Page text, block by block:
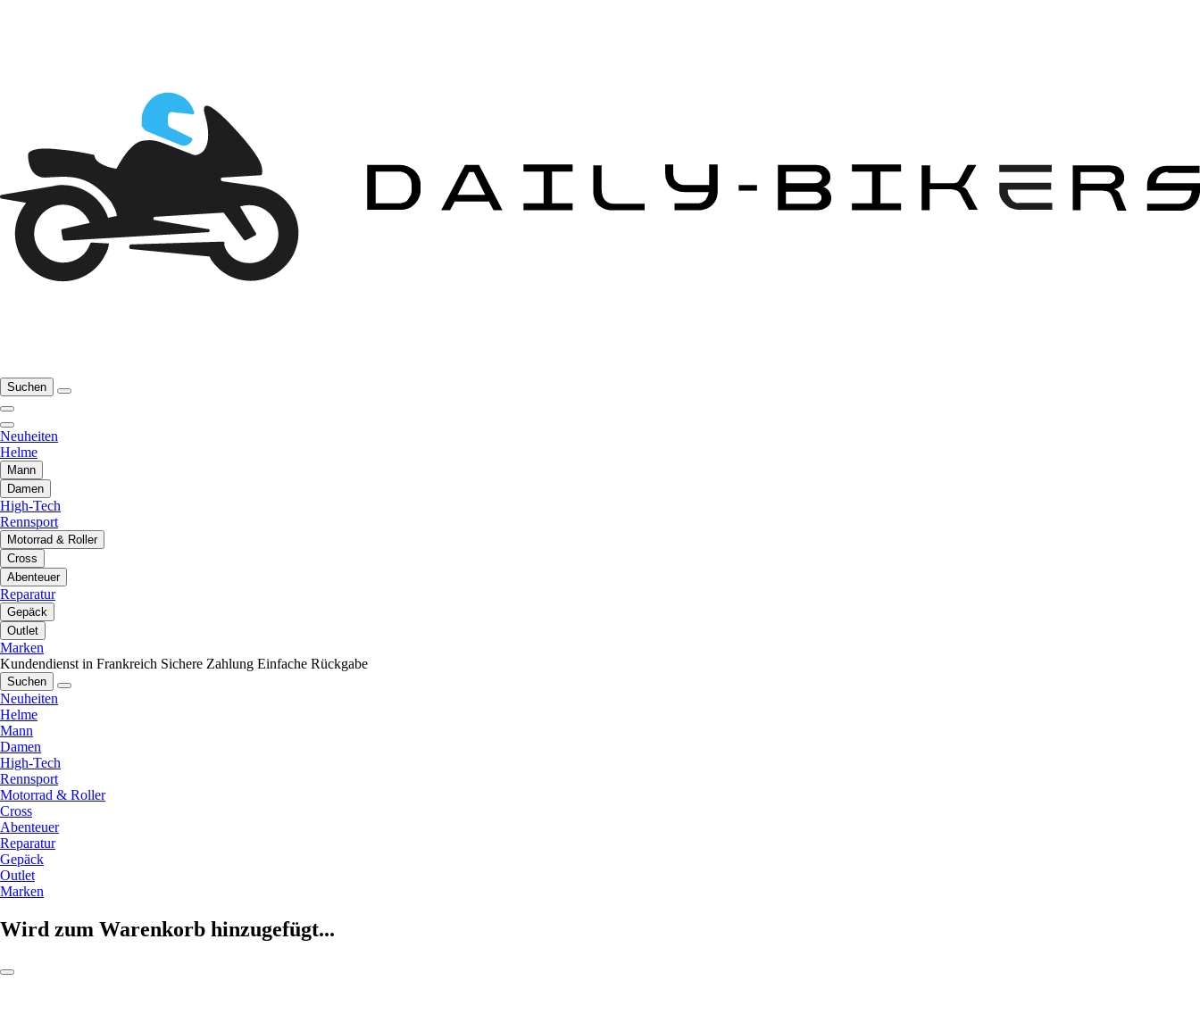
Suchen
Neuheiten
Helme
Mann
Damen
High-Tech
Rennsport
Motorrad & Roller
Cross
Abenteuer
Reparatur
Gepäck
Outlet
Marken
Kundendienst in Frankreich Sichere Zahlung Einfache Rückgabe
Suchen
Neuheiten
Helme
Mann
Damen
High-Tech
Rennsport
Motorrad & Roller
Cross
Abenteuer
Reparatur
Gepäck
Outlet
Marken
Wird zum Warenkorb hinzugefügt...